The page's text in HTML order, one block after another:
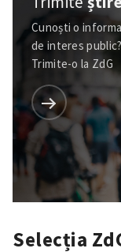
Trimite o
Cunoști o
de interes public?
Trimite-o la ZdG
Selecția